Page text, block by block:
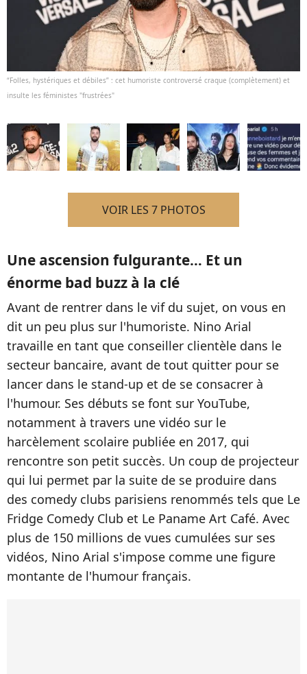
“Folles, hystériques et débiles” : cet humoriste controversé craque (complètement) et
insulte les féministes "frustrées"
VOIR LES 7 PHOTOS
Une ascension fulgurante… Et un
énorme bad buzz à la clé
Avant de rentrer dans le vif du sujet, on vous en
dit un peu plus sur l'humoriste. Nino Arial
travaille en tant que conseiller clientèle dans le
secteur bancaire, avant de tout quitter pour se
lancer dans le stand-up et de se consacrer à
l'humour. Ses débuts se font sur YouTube,
notamment à travers une vidéo sur le
harcèlement scolaire publiée en 2017, qui
rencontre son petit succès. Un coup de projecteur
qui lui permet par la suite de se produire dans
des comedy clubs parisiens renommés tels que Le
Fridge Comedy Club et Le Paname Art Café. Avec
plus de 150 millions de vues cumulées sur ses
vidéos, Nino Arial s'impose comme une figure
montante de l'humour français.